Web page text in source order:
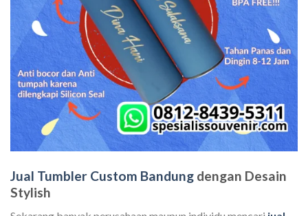
Jual Tumbler Custom Bandung dengan Desain
Stylish